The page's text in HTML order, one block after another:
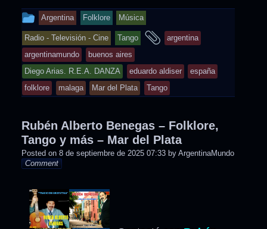
This
entry
was
posted
in
Argentina Folklore Música
Radio - Televisión - Cine Tango
and
argentina
argentinamundo
buenos aires
Diego Arias. R.E.A. DANZA
eduardo aldiser
españa
folklore
malaga Mar del Plata Tango
Rubén Alberto Benegas – Folklore,
Tango y más – Mar del Plata
Posted on 8 de septiembre de 2025 07:33 by ArgentinaMundo
Comment